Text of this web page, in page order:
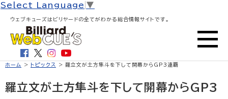
Select Language ▼
ウェブキューズはビリヤードの全てがわかる総合情報サイトです。
ホーム > トピックス > 羅立文が土方隼斗を下して開幕からGP3連覇
羅立文が土方隼斗を下して開幕からGP3